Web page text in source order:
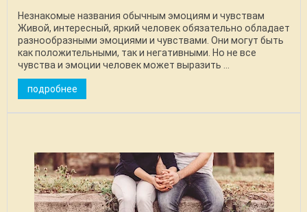
Незнакомые названия обычным эмоциям и чувствам
Живой, интересный, яркий человек обязательно обладает
разнообразными эмоциями и чувствами. Они могут быть
как положительными, так и негативными. Но не все
чувства и эмоции человек может выразить ...
подробнее